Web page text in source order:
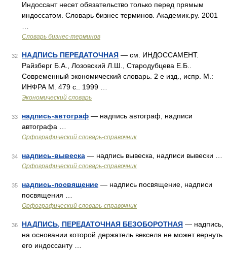
Индоссант несет обязательство только перед прямым
индоссатом. Словарь бизнес терминов. Академик.ру. 2001
Словарь бизнес-терминов
32 НАДПИСЬ ПЕРЕДАТОЧНАЯ — см. ИНДОССАМЕНТ.
Райзберг Б.А., Лозовский Л.Ш., Стародубцева Е.Б..
Современный экономический словарь. 2 е изд., испр. М.:
ИНФРА М. 479 с.. 1999 …
Экономический словарь
33 надпись-автограф — надпись автограф, надписи
автографа …
Орфографический словарь-справочник
34 надпись-вывеска — надпись вывеска, надписи вывески …
Орфографический словарь-справочник
35 надпись-посвящение — надпись посвящение, надписи
посвящения …
Орфографический словарь-справочник
36 НАДПИСЬ, ПЕРЕДАТОЧНАЯ БЕЗОБОРОТНАЯ — надпись,
на основании которой держатель векселя не может вернуть
его индоссанту …